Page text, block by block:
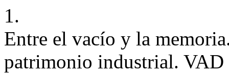
1.
Entre el vacío y la
patrimonio industrial.